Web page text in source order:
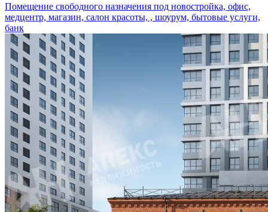
Помещение свободного назначения под новостройка, офис,
медцентр, магазин, салон красоты, , шоурум, бытовые услуги,
банк